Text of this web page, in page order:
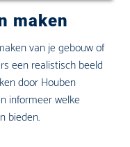
maken
van je gebouw of
een realistisch beeld
door Houben
informeer welke
bieden.